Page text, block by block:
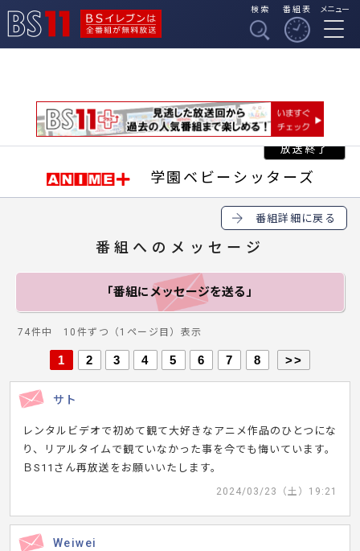
BSイレブンは全番組
検索 番組表 メニュー
学園ベビーシッターズ
番組詳細に戻る
番組へのメッセージ
「番組にメッセージを送る」
74件中 10件ずつ（1ページ目）表示
1 2 3 4 5 6 7 8 >>
サト
レンタルビデオで初めて観て大好きなアニメ作品のひとつにな
り、リアルタイムで観ていなかった事を今でも悔いています。
ＢS11さん再放送をお願いいたします。
2024/03/23（土）19:21
Weiwei